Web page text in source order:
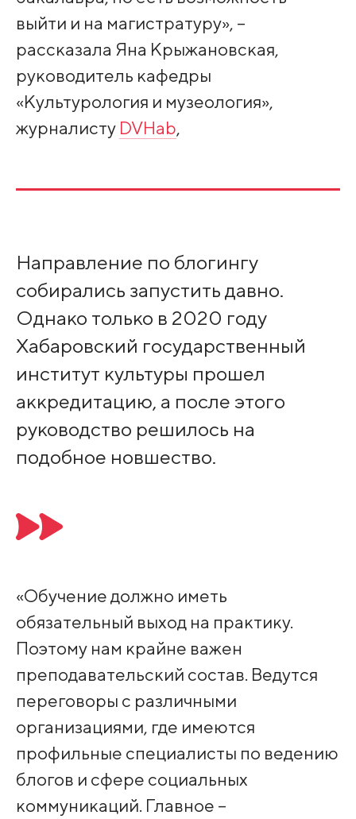
выйти и на магистратуру», –
рассказала Яна Крыжановская,
руководитель кафедры
«Культурология и музеология»,
журналисту DVHab,
Направление по блогингу
собирались запустить давно.
Однако только в 2020 году
Хабаровский государственный
институт культуры прошел
аккредитацию, а после этого
руководство решилось на
подобное новшество.
«Обучение должно иметь
обязательный выход на практику.
Поэтому нам крайне важен
преподавательский состав. Ведутся
переговоры с различными
организациями, где имеются
профильные специалисты по ведению
блогов и сфере социальных
коммуникаций. Главное –